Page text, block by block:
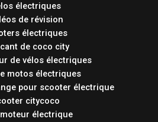
électriques
de révision
électriques
de coco city
de vélos électriques
motos électriques
pour scooter électrique
citycoco
électrique